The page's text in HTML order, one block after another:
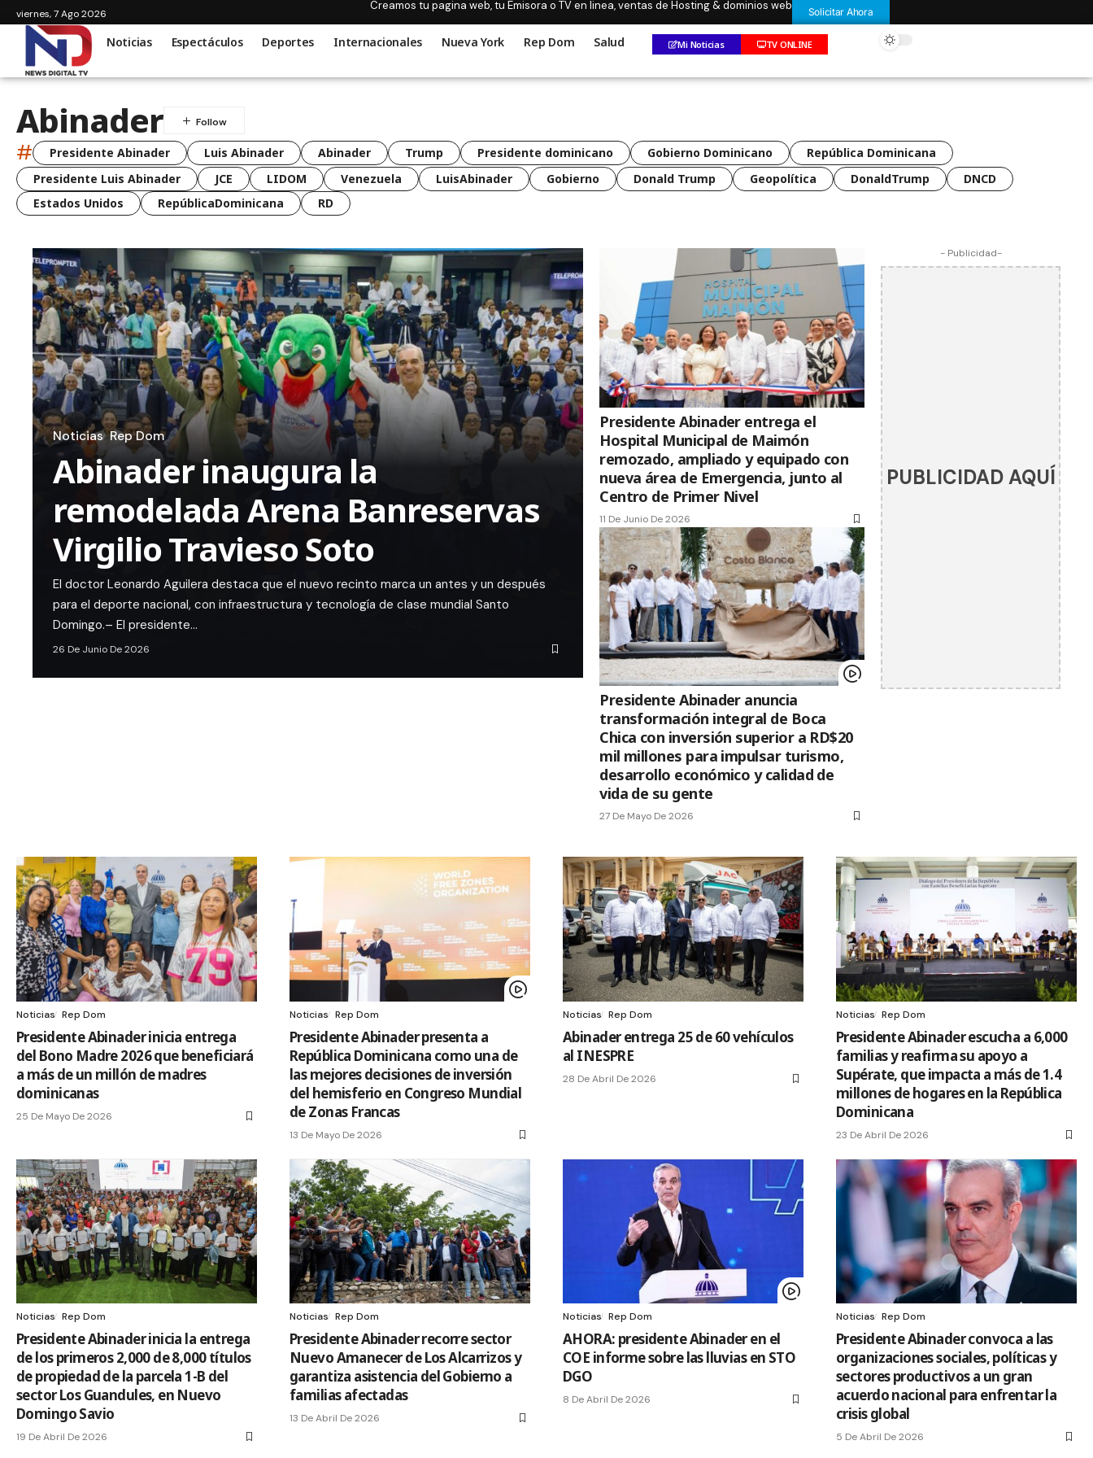
viernes, 7 Ago 2026
Creamos tu pagina web, tu Emisora o TV en linea, ventas de Hosting & dominios web Solicitar Ahora
Noticias Espectáculos Deportes Internacionales Nueva York Rep Dom Salud Mi Noticias TV ONLINE
Abinader
# Presidente Abinader Luis Abinader Abinader Trump Presidente dominicano Gobierno Dominicano
República Dominicana
Presidente Luis Abinader
JCE LIDOM Venezuela LuisAbinader Gobierno Donald Trump Geopolítica DonaldTrump
DNCD
Estados Unidos
RepúblicaDominicana RD
Noticias Rep Dom
Abinader inaugura la
remodelada Arena Banreservas
Virgilio Travieso Soto
El doctor Leonardo Aguilera destaca que el nuevo recinto marca un antes y un después
para el deporte nacional, con infraestructura y tecnología de clase mundial Santo
Domingo.– El presidente…
26 De Junio De 2026
Presidente Abinader entrega el
Hospital Municipal de Maimón
remozado, ampliado y equipado con
nueva área de Emergencia, junto al
Centro de Primer Nivel
11 De Junio De 2026
Presidente Abinader anuncia
transformación integral de Boca
Chica con inversión superior a RD$20
mil millones para impulsar turismo,
desarrollo económico y calidad de
vida de su gente
27 De Mayo De 2026
- Publicidad-
PUBLICIDAD AQUÍ
Noticias Rep Dom
Presidente Abinader inicia entrega
del Bono Madre 2026 que beneficiará
a más de un millón de madres
dominicanas
25 De Mayo De 2026
Noticias Rep Dom
Presidente Abinader presenta a
República Dominicana como una de
las mejores decisiones de inversión
del hemisferio en Congreso Mundial
de Zonas Francas
13 De Mayo De 2026
Noticias Rep Dom
Abinader entrega 25 de 60 vehículos
al INESPRE
28 De Abril De 2026
Noticias Rep Dom
Presidente Abinader escucha a 6,000
familias y reafirma su apoyo a
Supérate, que impacta a más de 1.4
millones de hogares en la República
Dominicana
23 De Abril De 2026
Noticias Rep Dom
Presidente Abinader inicia la entrega
de los primeros 2,000 de 8,000 títulos
de propiedad de la parcela 1-B del
sector Los Guandules, en Nuevo
Domingo Savio
19 De Abril De 2026
Noticias Rep Dom
Presidente Abinader recorre sector
Nuevo Amanecer de Los Alcarrizos y
garantiza asistencia del Gobierno a
familias afectadas
13 De Abril De 2026
Noticias Rep Dom
AHORA: presidente Abinader en el
COE informe sobre las lluvias en STO
DGO
8 De Abril De 2026
Noticias Rep Dom
Presidente Abinader convoca a las
organizaciones sociales, políticas y
sectores productivos a un gran
acuerdo nacional para enfrentar la
crisis global
5 De Abril De 2026